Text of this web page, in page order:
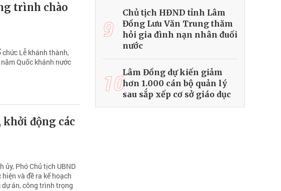
trình chào
Lễ khánh thành,
Quốc khánh nước
động các
ủy, Phó Chủ tịch UBND
và đề ra kế hoạch
án, công trình trọng
9
Chủ tịch HĐND tỉnh Lâm
Đồng Lưu Văn Trung thăm
hỏi gia đình nạn nhân đuối
nước
10Lâm Đồng dự kiến giảm
hơn 1.000 cán bộ quản lý
sau sắp xếp cơ sở giáo dục